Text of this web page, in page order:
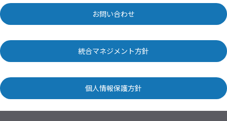
お問い合わせ
統合マネジメント方針
個人情報保護方針